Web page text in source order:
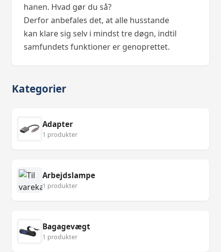
hanen. Hvad gør du så?
Derfor anbefales det, at alle husstande
kan klare sig selv i mindst tre døgn, indtil
samfundets funktioner er genoprettet.
Kategorier
Adapter
1 produkter
Arbejdslampe
1 produkter
Bagagevægt
1 produkter